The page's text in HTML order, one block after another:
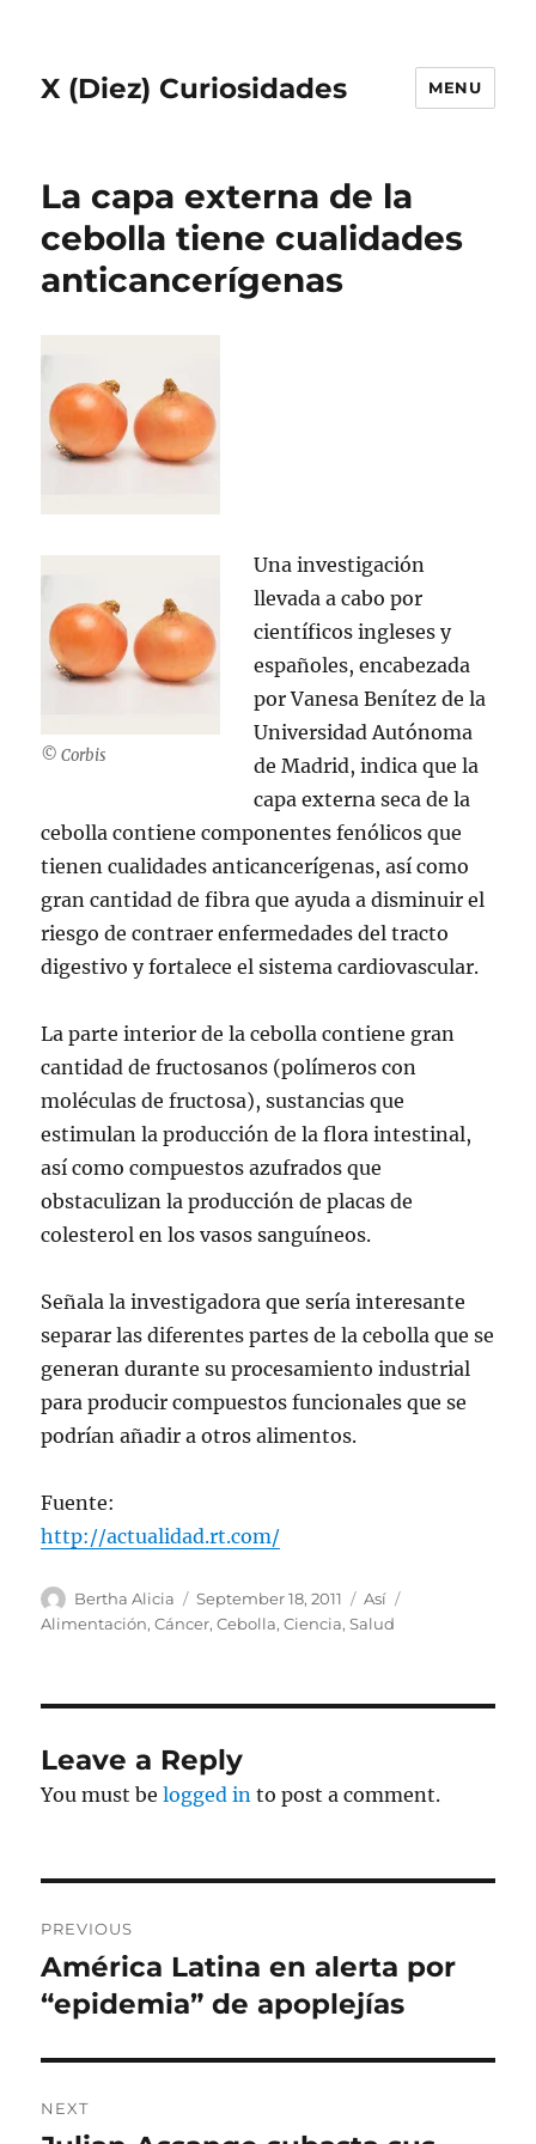
X (Diez) Curiosidades MENU
La capa externa de la
cebolla tiene cualidades
anticancerígenas
© Corbis
Una investigación
llevada a cabo por
científicos ingleses y
españoles, encabezada
por Vanesa Benítez de la
Universidad Autónoma
de Madrid, indica que la
capa externa seca de la
cebolla contiene componentes fenólicos que
tienen cualidades anticancerígenas, así como
gran cantidad de fibra que ayuda a disminuir el
riesgo de contraer enfermedades del tracto
digestivo y fortalece el sistema cardiovascular.
La parte interior de la cebolla contiene gran
cantidad de fructosanos (polímeros con
moléculas de fructosa), sustancias que
estimulan la producción de la flora intestinal,
así como compuestos azufrados que
obstaculizan la producción de placas de
colesterol en los vasos sanguíneos.
Señala la investigadora que sería interesante
separar las diferentes partes de la cebolla que se
generan durante su procesamiento industrial
para producir compuestos funcionales que se
podrían añadir a otros alimentos.
Fuente:
http://actualidad.rt.com/
Author
Bertha Alicia
Posted
on
September 18, 2011 Categories
Así
Alimentación,Cáncer,Cebolla,Ciencia,Salud
Leave a Reply
You must belogged in to post a comment.
navigation
PREVIOUS
Previous
post:
América Latina en alerta por
“epidemia” de apoplejías
NEXT